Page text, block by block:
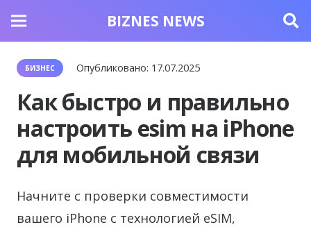
BIZNES NEWS
БИЗНЕС Опубликовано: 17.07.2025
Как быстро и правильно
настроить esim на iPhone
для мобильной связи
Начните с проверки совместимости
вашего iPhone с технологией eSIM,